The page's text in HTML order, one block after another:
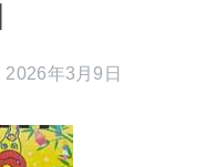
2026年3月9日